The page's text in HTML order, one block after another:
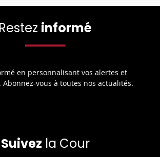
Restez informé
en personnalisant vos alertes et
vous à toutes nos actualités.
Suivez la Cour